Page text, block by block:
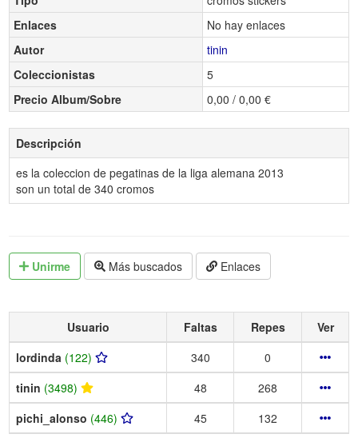
Enlaces
No hay enlaces
Autor
tinin
Coleccionistas
5
Precio Album/Sobre
0,00 / 0,00 €
Descripción
es la coleccion de pegatinas de la liga alemana 2013
son un total de 340 cromos
Unirme Más buscados Enlaces
Usuario Faltas Repes
Ver
lordinda (122) 340
0
tinin (3498) 48
268
pichi_alonso (446) 45 132